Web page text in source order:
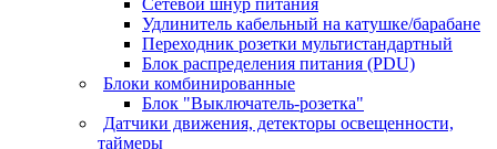
Сетевой шнур питания
Удлинитель кабельный на катушке/барабане
Переходник розетки мультистандартный
Блок распределения питания (PDU)
Блоки комбинированные
Блок "Выключатель-розетка"
Датчики движения, детекторы освещенности,
таймеры